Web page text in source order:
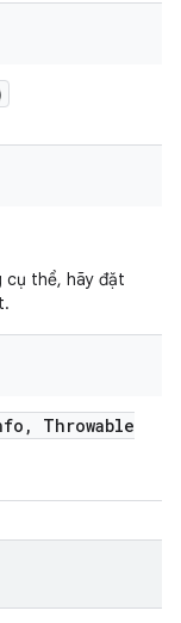
cụ thể, hãy đặt
,
Throwable